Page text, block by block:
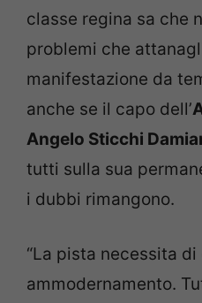
classe regina sa che
problemi che
manifestazione da
anche se il capo dell’
Angelo Sticchi
tutti sulla sua
i dubbi rimangono.
“La pista necessita
ammodernamento.